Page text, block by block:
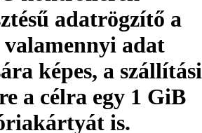
adatrögzítő a
adat
képes, a szállítási
a célra egy 1 GiB
is.